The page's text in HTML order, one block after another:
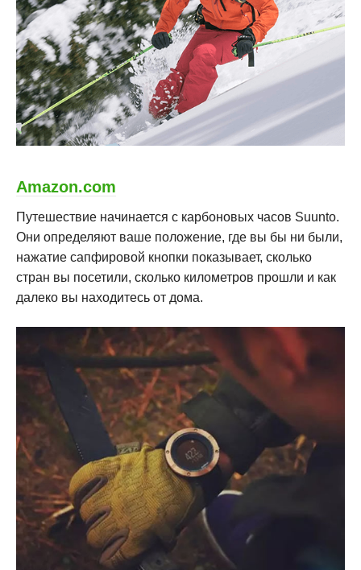
Amazon.com
Путешествие начинается с карбоновых часов Suunto.
Они определяют ваше положение, где вы бы ни были,
нажатие сапфировой кнопки показывает, сколько
стран вы посетили, сколько километров прошли и как
далеко вы находитесь от дома.